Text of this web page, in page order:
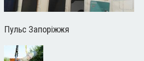
Пульс Запоріжжя